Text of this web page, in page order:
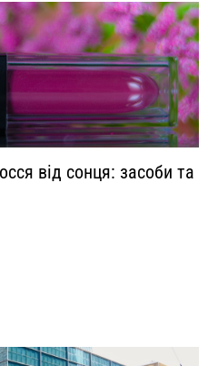
від сонця: засоби та